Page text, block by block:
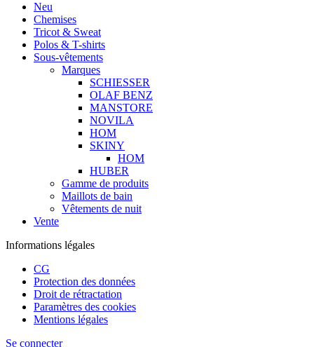
Neu
Chemises
Tricot & Sweat
Polos & T-shirts
Sous-vêtements
Marques
SCHIESSER
OLAF BENZ
MANSTORE
NOVILA
HOM
SKINY
HOM
HUBER
Gamme de produits
Maillots de bain
Vêtements de nuit
Vente
Informations légales
CG
Protection des données
Droit de rétractation
Paramètres des cookies
Mentions légales
Se connecter